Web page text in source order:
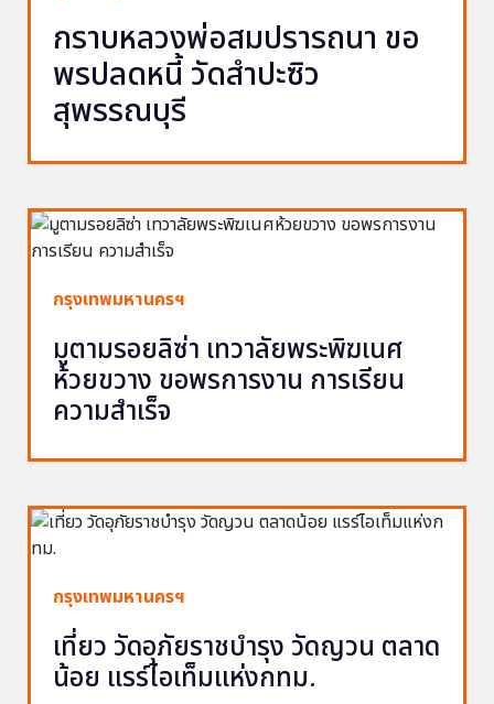
กราบหลวงพ่อสมปรารถนา ขอ
พรปลดหนี้ วัดสำปะซิว
สุพรรณบุรี
กรุงเทพมหานครฯ
มูตามรอยลิซ่า เทวาลัยพระพิฆเนศ
ห้วยขวาง ขอพรการงาน การเรียน
ความสำเร็จ
กรุงเทพมหานครฯ
เที่ยว วัดอุภัยราชบำรุง วัดญวน ตลาด
น้อย แรร์ไอเท็มแห่งกทม.